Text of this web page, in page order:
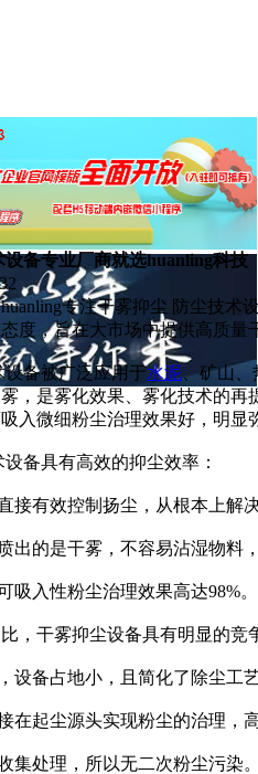
备专业厂商就选huanling科技
huanling专注干雾抑尘 防尘技
度，旨在大市场中提供高质量
备被广泛应用于水泥 、矿山
，是雾化效果、雾化技术的
入微细粉尘治理效果好，明显
备具有高效的抑尘效率：
接有效控制扬尘，从根本上解
出的是干雾，不容易沾湿物料
吸入性粉尘治理效果高达98%。
，干雾抑尘设备具有明显的竞
设备占地小，且简化了除尘工
在起尘源头实现粉尘的治理，
集处理，所以无二次粉尘污染。